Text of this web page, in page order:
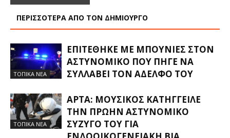
ΠΕΡΙΣΣΟΤΕΡΑ ΑΠΟ ΤΟΝ ΔΗΜΙΟΥΡΓΟ
ΤΟΠΙΚΑ ΝΕΑ
ΕΠΙΤΈΘΗΚΕ ΜΕ ΜΠΟΥΝΙΈΣ ΣΤΟΝ
ΑΣΤΥΝΟΜΙΚΌ ΠΟΥ ΠΉΓΕ ΝΑ
ΣΥΛΛΆΒΕΙ ΤΟΝ ΑΔΕΛΦΌ ΤΟΥ
ΤΟΠΙΚΑ ΝΕΑ
ΆΡΤΑ: ΜΟΥΣΙΚΌΣ ΚΑΤΉΓΓΕΙΛΕ
ΤΗΝ ΠΡΏΗΝ ΑΣΤΥΝΟΜΙΚΌ
ΣΎΖΥΓΌ ΤΟΥ ΓΙΑ